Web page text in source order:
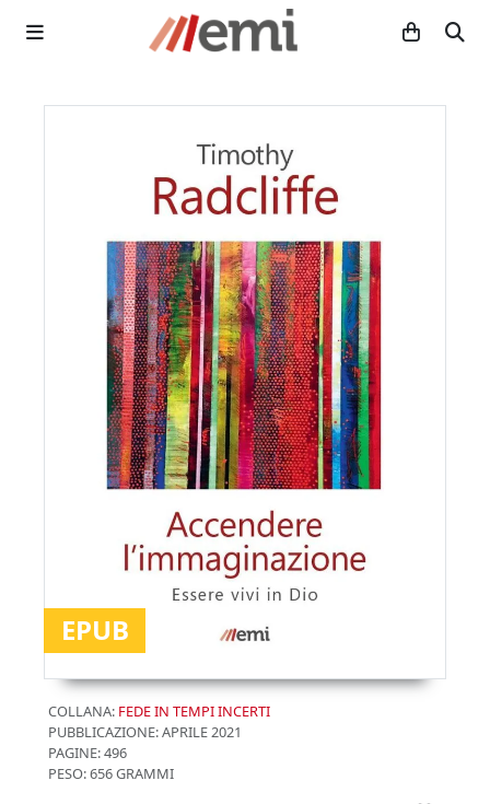
EPUB
COLLANA: FEDE IN TEMPI INCERTI
PUBBLICAZIONE:APRILE 2021
PAGINE: 496
PESO: 656 GRAMMI